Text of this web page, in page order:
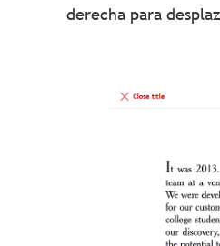
derecha para